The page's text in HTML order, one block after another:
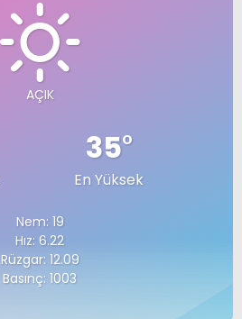
AÇIK
35°
En Yüksek
Nem: 19
Hız: 6.22
Rüzgar: 12.09
Basınç: 1003